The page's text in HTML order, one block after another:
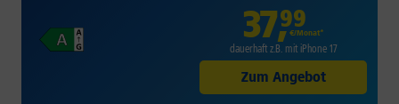
37,99
€/Monat*
dauerhaft z.B. mit iPhone 17
Zum Angebot